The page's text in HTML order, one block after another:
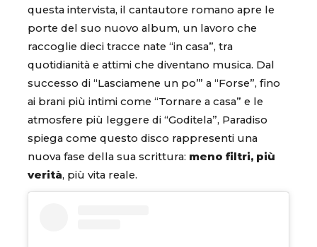
questa intervista, il cantautore romano apre le
porte del suo nuovo album, un lavoro che
raccoglie dieci tracce nate “in casa”, tra
quotidianità e attimi che diventano musica. Dal
successo di “Lasciamene un po’” a “Forse”, fino
ai brani più intimi come “Tornare a casa” e le
atmosfere più leggere di “Goditela”, Paradiso
spiega come questo disco rappresenti una
nuova fase della sua scrittura: meno filtri, più
verità, più vita reale.